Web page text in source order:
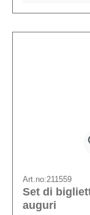
Art.no:211559
Set di
auguri